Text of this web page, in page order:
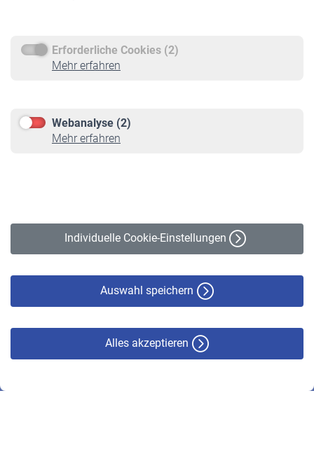
Erforderliche Cookies (2)
Mehr erfahren
Webanalyse (2)
Mehr erfahren
Individuelle Cookie-Einstellungen
Auswahl speichern
Alles akzeptieren
Service
Informationen
Online-Rechner
VBLnewsletter
Erklärung zur Barrierefreiheit
© VBL 2026